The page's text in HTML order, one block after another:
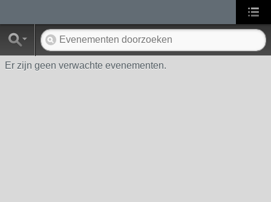
Er zijn geen verwachte evenementen.